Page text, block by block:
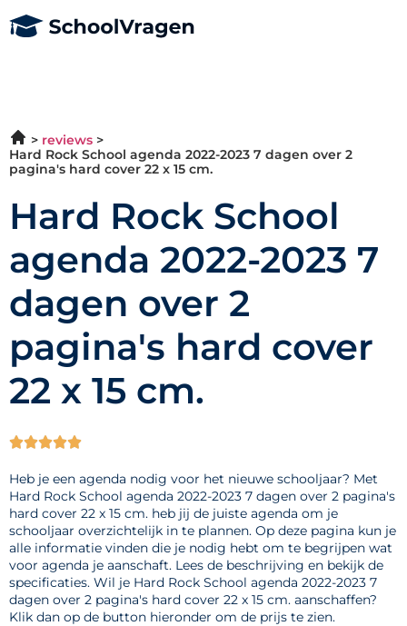
reviews
Hard Rock School agenda 2022-2023 7 dagen over 2
pagina's hard cover 22 x 15 cm.
Hard Rock School
agenda 2022-2023 7
dagen over 2
pagina's hard cover
22 x 15 cm.

Heb je een agenda nodig voor het nieuwe schooljaar? Met
Hard Rock School agenda 2022-2023 7 dagen over 2 pagina's
hard cover 22 x 15 cm. heb jij de juiste agenda om je
schooljaar overzichtelijk in te plannen. Op deze pagina kun je
alle informatie vinden die je nodig hebt om te begrijpen wat
voor agenda je aanschaft. Lees de beschrijving en bekijk de
specificaties. Wil je Hard Rock School agenda 2022-2023 7
dagen over 2 pagina's hard cover 22 x 15 cm. aanschaffen?
Klik dan op de button hieronder om de prijs te zien.